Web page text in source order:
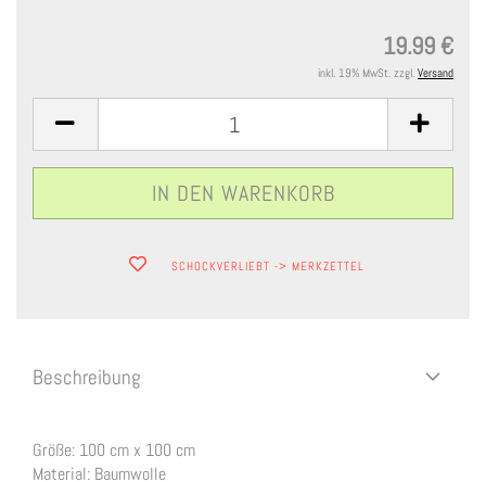
19.99 €
inkl. 19% MwSt. zzgl. Versand
SCHOCKVERLIEBT -> MERKZETTEL
Beschreibung
Größe: 100 cm x 100 cm
Material: Baumwolle